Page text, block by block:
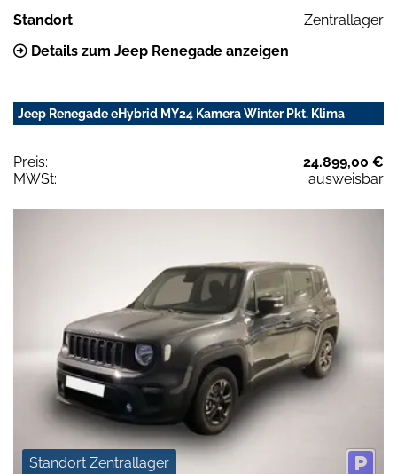
Standort
Zentrallager
Details zum Jeep Renegade anzeigen
Jeep Renegade eHybrid MY24 Kamera Winter Pkt. Klima
Preis:
24.899,00 €
MWSt:
ausweisbar
Standort Zentrallager